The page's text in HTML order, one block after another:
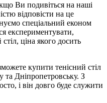
Ви подивіться на наші
відповісти на це
спеціальний економ
експериментувати,
ціна якого досить
купити тенісний стіл
та Дніпропетровську. З
і він довго буде служити